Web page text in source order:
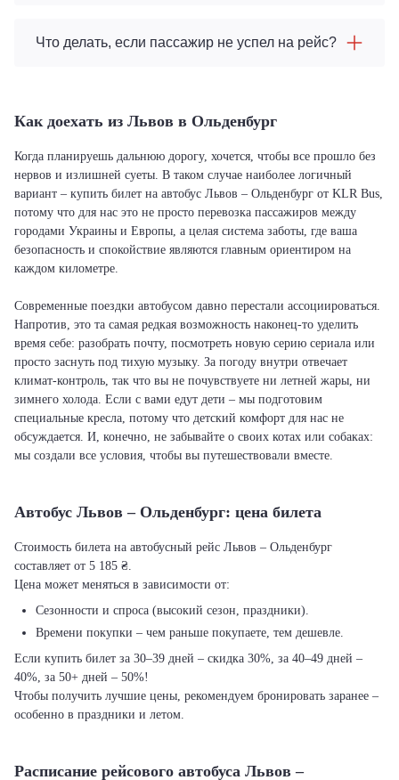
Что делать, если пассажир не успел на рейс?
Как доехать из Львов в Ольденбург
Когда планируешь дальнюю дорогу, хочется, чтобы все прошло без
нервов и излишней суеты. В таком случае наиболее логичный
вариант – купить билет на автобус Львов – Ольденбург от KLR Bus,
потому что для нас это не просто перевозка пассажиров между
городами Украины и Европы, а целая система заботы, где ваша
безопасность и спокойствие являются главным ориентиром на
каждом километре.
Современные поездки автобусом давно перестали ассоциироваться.
Напротив, это та самая редкая возможность наконец-то уделить
время себе: разобрать почту, посмотреть новую серию сериала или
просто заснуть под тихую музыку. За погоду внутри отвечает
климат-контроль, так что вы не почувствуете ни летней жары, ни
зимнего холода. Если с вами едут дети – мы подготовим
специальные кресла, потому что детский комфорт для нас не
обсуждается. И, конечно, не забывайте о своих котах или собаках:
мы создали все условия, чтобы вы путешествовали вместе.
Автобус Львов – Ольденбург: цена билета
Стоимость билета на автобусный рейс Львов – Ольденбург
составляет от 5 185 ₴.
Цена может меняться в зависимости от:
Сезонности и спроса (высокий сезон, праздники).
Времени покупки – чем раньше покупаете, тем дешевле.
Если купить билет за 30–39 дней – скидка 30%, за 40–49 дней –
40%, за 50+ дней – 50%!
Чтобы получить лучшие цены, рекомендуем бронировать заранее –
особенно в праздники и летом.
Расписание рейсового автобуса Львов –